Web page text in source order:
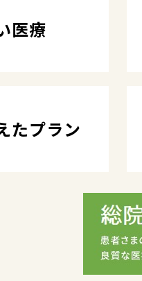
医療
たプラン